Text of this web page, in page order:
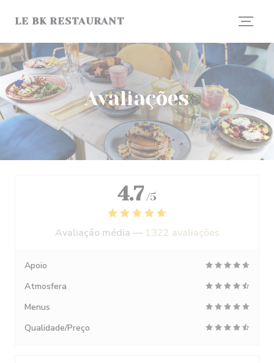
LE BK RESTAURANT
Avaliações
4.7 /5
Avaliação média — 1322 avaliações
Apoio
Atmosfera
Menus
Qualidade/Preço